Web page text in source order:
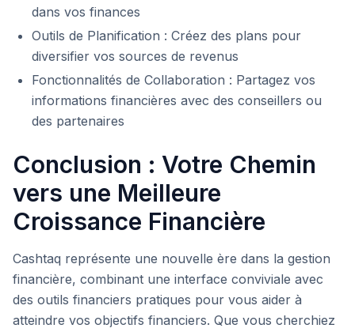
dans vos finances
Outils de Planification : Créez des plans pour
diversifier vos sources de revenus
Fonctionnalités de Collaboration : Partagez vos
informations financières avec des conseillers ou
des partenaires
Conclusion : Votre Chemin
vers une Meilleure
Croissance Financière
Cashtaq représente une nouvelle ère dans la gestion
financière, combinant une interface conviviale avec
des outils financiers pratiques pour vous aider à
atteindre vos objectifs financiers. Que vous cherchiez